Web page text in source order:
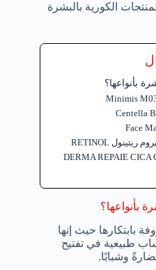
الكورية بالبشرة
بأنواعها؟
بأنواعها؟
بابتكارها حيث إنها
طبيعية في تفتيح
وشبابًا.